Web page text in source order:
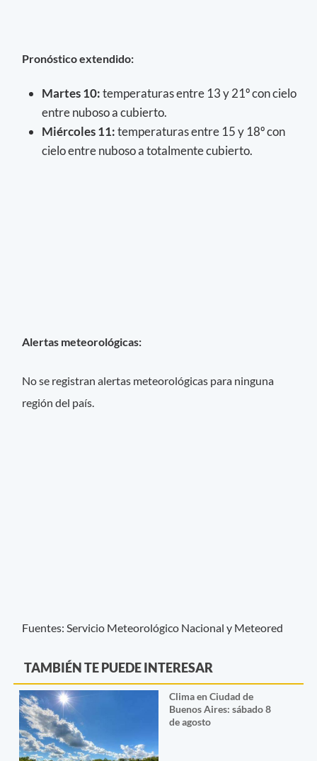
Pronóstico extendido:
Martes 10:temperaturas entre 13 y 21º con cielo
entre nuboso a cubierto.
Miércoles 11:temperaturas entre 15 y 18º con
cielo entre nuboso a totalmente cubierto.
Alertas meteorológicas:
No se registran alertas meteorológicas para ninguna
región del país.
Fuentes: Servicio Meteorológico Nacional y Meteored
TAMBIÉN TE PUEDE INTERESAR
Clima en Ciudad de
Buenos Aires: sábado 8
de agosto